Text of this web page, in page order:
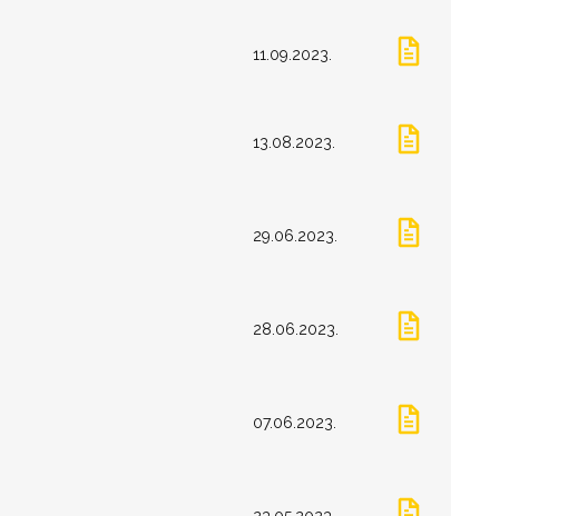
11.09.2023.
13.08.2023.
29.06.2023.
28.06.2023.
07.06.2023.